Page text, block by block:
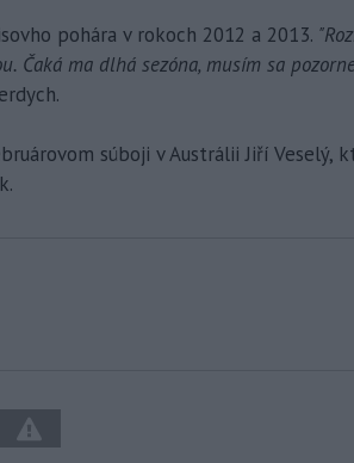
pohára v rokoch 2012 a 2013.
Čaká ma dlhá sezóna, musím sa
súboji v Austrálii Jiří Veselý,